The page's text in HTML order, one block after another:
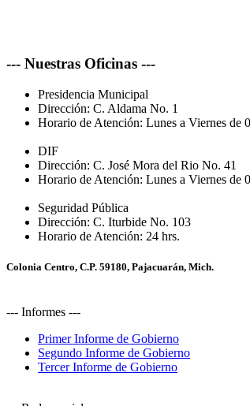
--- Nuestras Oficinas ---
Presidencia Municipal
Dirección: C. Aldama No. 1
Horario de Atención: Lunes a Viernes de
DIF
Dirección: C. José Mora del Rio No. 41
Horario de Atención: Lunes a Viernes de
Seguridad Pública
Dirección: C. Iturbide No. 103
Horario de Atención: 24 hrs.
Colonia Centro, C.P. 59180, Pajacuarán, Mich.
--- Informes ---
Primer Informe de Gobierno
Segundo Informe de Gobierno
Tercer Informe de Gobierno